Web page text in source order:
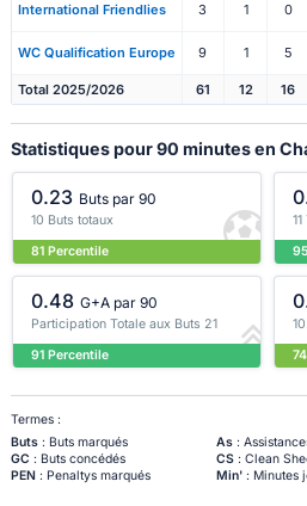
International Friendlies 3 1 0
WC Qualification Europe 9 1 5
Total 2025/2026 61 12 16
Statistiques pour 90 minutes en
0.23 Buts par 90
10 Buts totaux
81 Percentile
0.48 G+A par 90
Participation Totale aux Buts 21
91 Percentile
Termes :
Buts: Buts marqués As:
GC : Buts concédés CS: Clean
PEN: Penaltys marqués Min': Minutes